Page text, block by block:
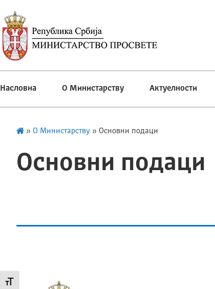
Промени величину слова
Насловна О Министарству Актуелности
» О Министарству » Основни подаци
Основни подаци